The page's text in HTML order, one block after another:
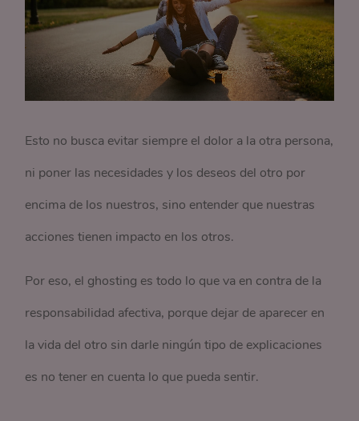
Esto no busca evitar siempre el dolor a la otra persona,
ni poner las necesidades y los deseos del otro por
encima de los nuestros, sino entender que nuestras
acciones tienen impacto en los otros.
Por eso, el ghosting es todo lo que va en contra de la
responsabilidad afectiva, porque dejar de aparecer en
la vida del otro sin darle ningún tipo de explicaciones
es no tener en cuenta lo que pueda sentir.